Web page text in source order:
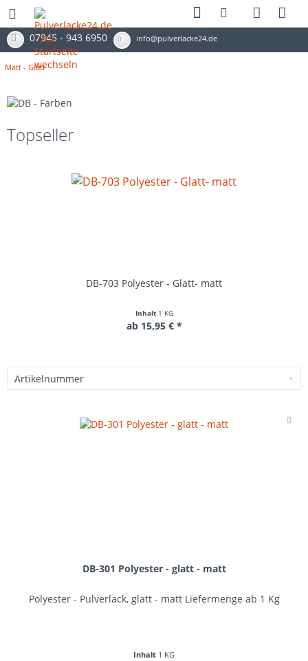
07945 - 943 6950 info@pulverlacke24.de
Matt - Glatt
Topseller
DB-703 Polyester - Glatt- matt
Inhalt 1 KG
ab 15,95 € *
DB-301 Polyester - glatt - matt
Polyester - Pulverlack, glatt - matt Liefermenge ab 1 Kg
Inhalt 1 KG